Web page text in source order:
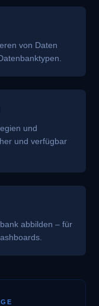
von Daten
und
und verfügbar
abbilden – für